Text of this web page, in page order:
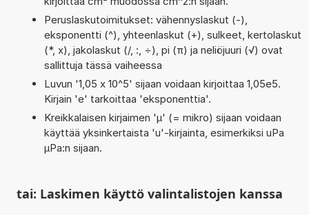
Peruslaskutoimitukset: vähennyslaskut (-),
eksponentti (^), yhteenlaskut (+), sulkeet, kertolaskut
(*, x), jakolaskut (/, :, ÷), pi (π) ja neliöjuuri (√) ovat
sallittuja tässä vaiheessa
Luvun '1,05 x 10^5' sijaan voidaan kirjoittaa 1,05e5.
Kirjain 'e' tarkoittaa 'eksponenttia'.
Kreikkalaisen kirjaimen 'µ' (= mikro) sijaan voidaan
käyttää yksinkertaista 'u'-kirjainta, esimerkiksi uPa
µPa:n sijaan.
tai: Laskimen käyttö valintalistojen kanssa